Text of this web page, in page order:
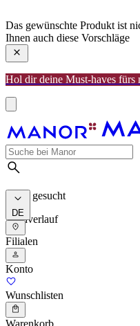
Das gewünschte Produkt ist
Ihnen auch diese Vorschläge
Hol dir deine Must-haves fürs
Meist gesucht
Suchverlauf
DE
Filialen
Konto
Wunschlisten
Warenkorb